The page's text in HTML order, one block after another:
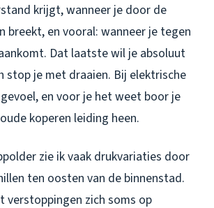
krijgt, wanneer je door de
breekt, en vooral: wanneer je tegen
Dat laatste wil je absoluut
stop je met draaien. Bij elektrische
en voor je het weet boor je
koperen leiding heen.
zie ik vaak drukvariaties door
ten oosten van de binnenstad.
verstoppingen zich soms op